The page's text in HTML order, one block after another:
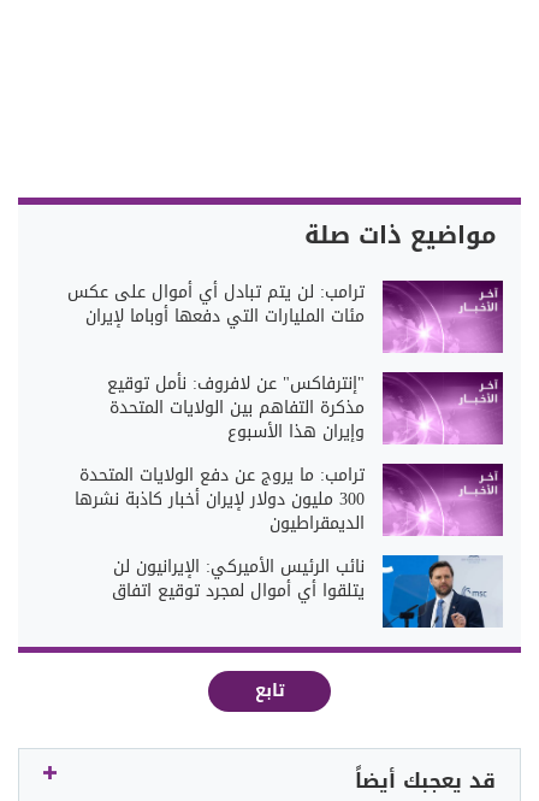
مواضيع ذات صلة
ترامب: لن يتم تبادل أي أموال على عكس
مئات المليارات التي دفعها أوباما لإيران
"إنترفاكس" عن لافروف: نأمل توقيع
مذكرة التفاهم بين الولايات المتحدة
وإيران هذا الأسبوع
ترامب: ما يروج عن دفع الولايات المتحدة
300 مليون دولار لإيران أخبار كاذبة نشرها
الديمقراطيون
نائب الرئيس الأميركي: الإيرانيون لن
يتلقوا أي أموال لمجرد توقيع اتفاق
تابع
قد يعجبك أيضاً